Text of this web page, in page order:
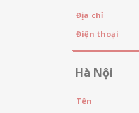
Địa chỉ
Điện thoại
Hà Nội
Tên